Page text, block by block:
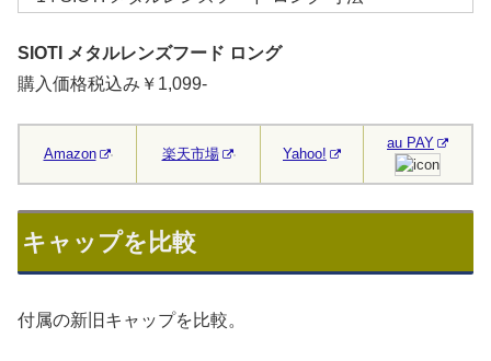
SIOTI メタルレンズフード ロング
購入価格税込み￥1,099-
Amazon 楽天市場 Yahoo!
au PAY
キャップを比較
付属の新旧キャップを比較。